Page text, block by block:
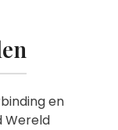
en
Wereld